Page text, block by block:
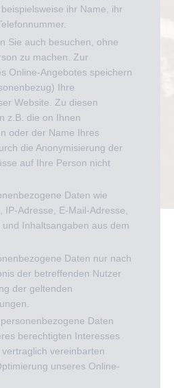
ihr Name, ihr
Sie auch besuchen, ohne
zu machen. Zur
Online-Angebotes speichern
Ihre
Website. Zu diesen
z.B. die on Ihnen
oder der Name Ihres
die Anonymisierung der
auf Ihre Person nicht
Daten wie
IP-Adresse, E-Mail-Adresse,
Inhaltsangaben aus dem
Daten nur nach
der betreffenden Nutzer
der geltenden
Daten
berechtigten Interesses
vereinbarten
unseres Online-